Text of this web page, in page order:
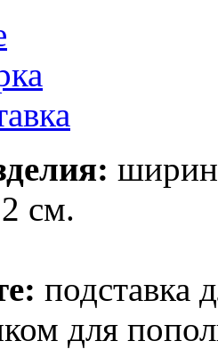
см.
подставка
для